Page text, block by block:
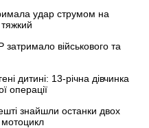
удар струмом на
затримало військового та
дитині: 13-річна дівчинка
операції
знайшли останки двох
мотоцикл